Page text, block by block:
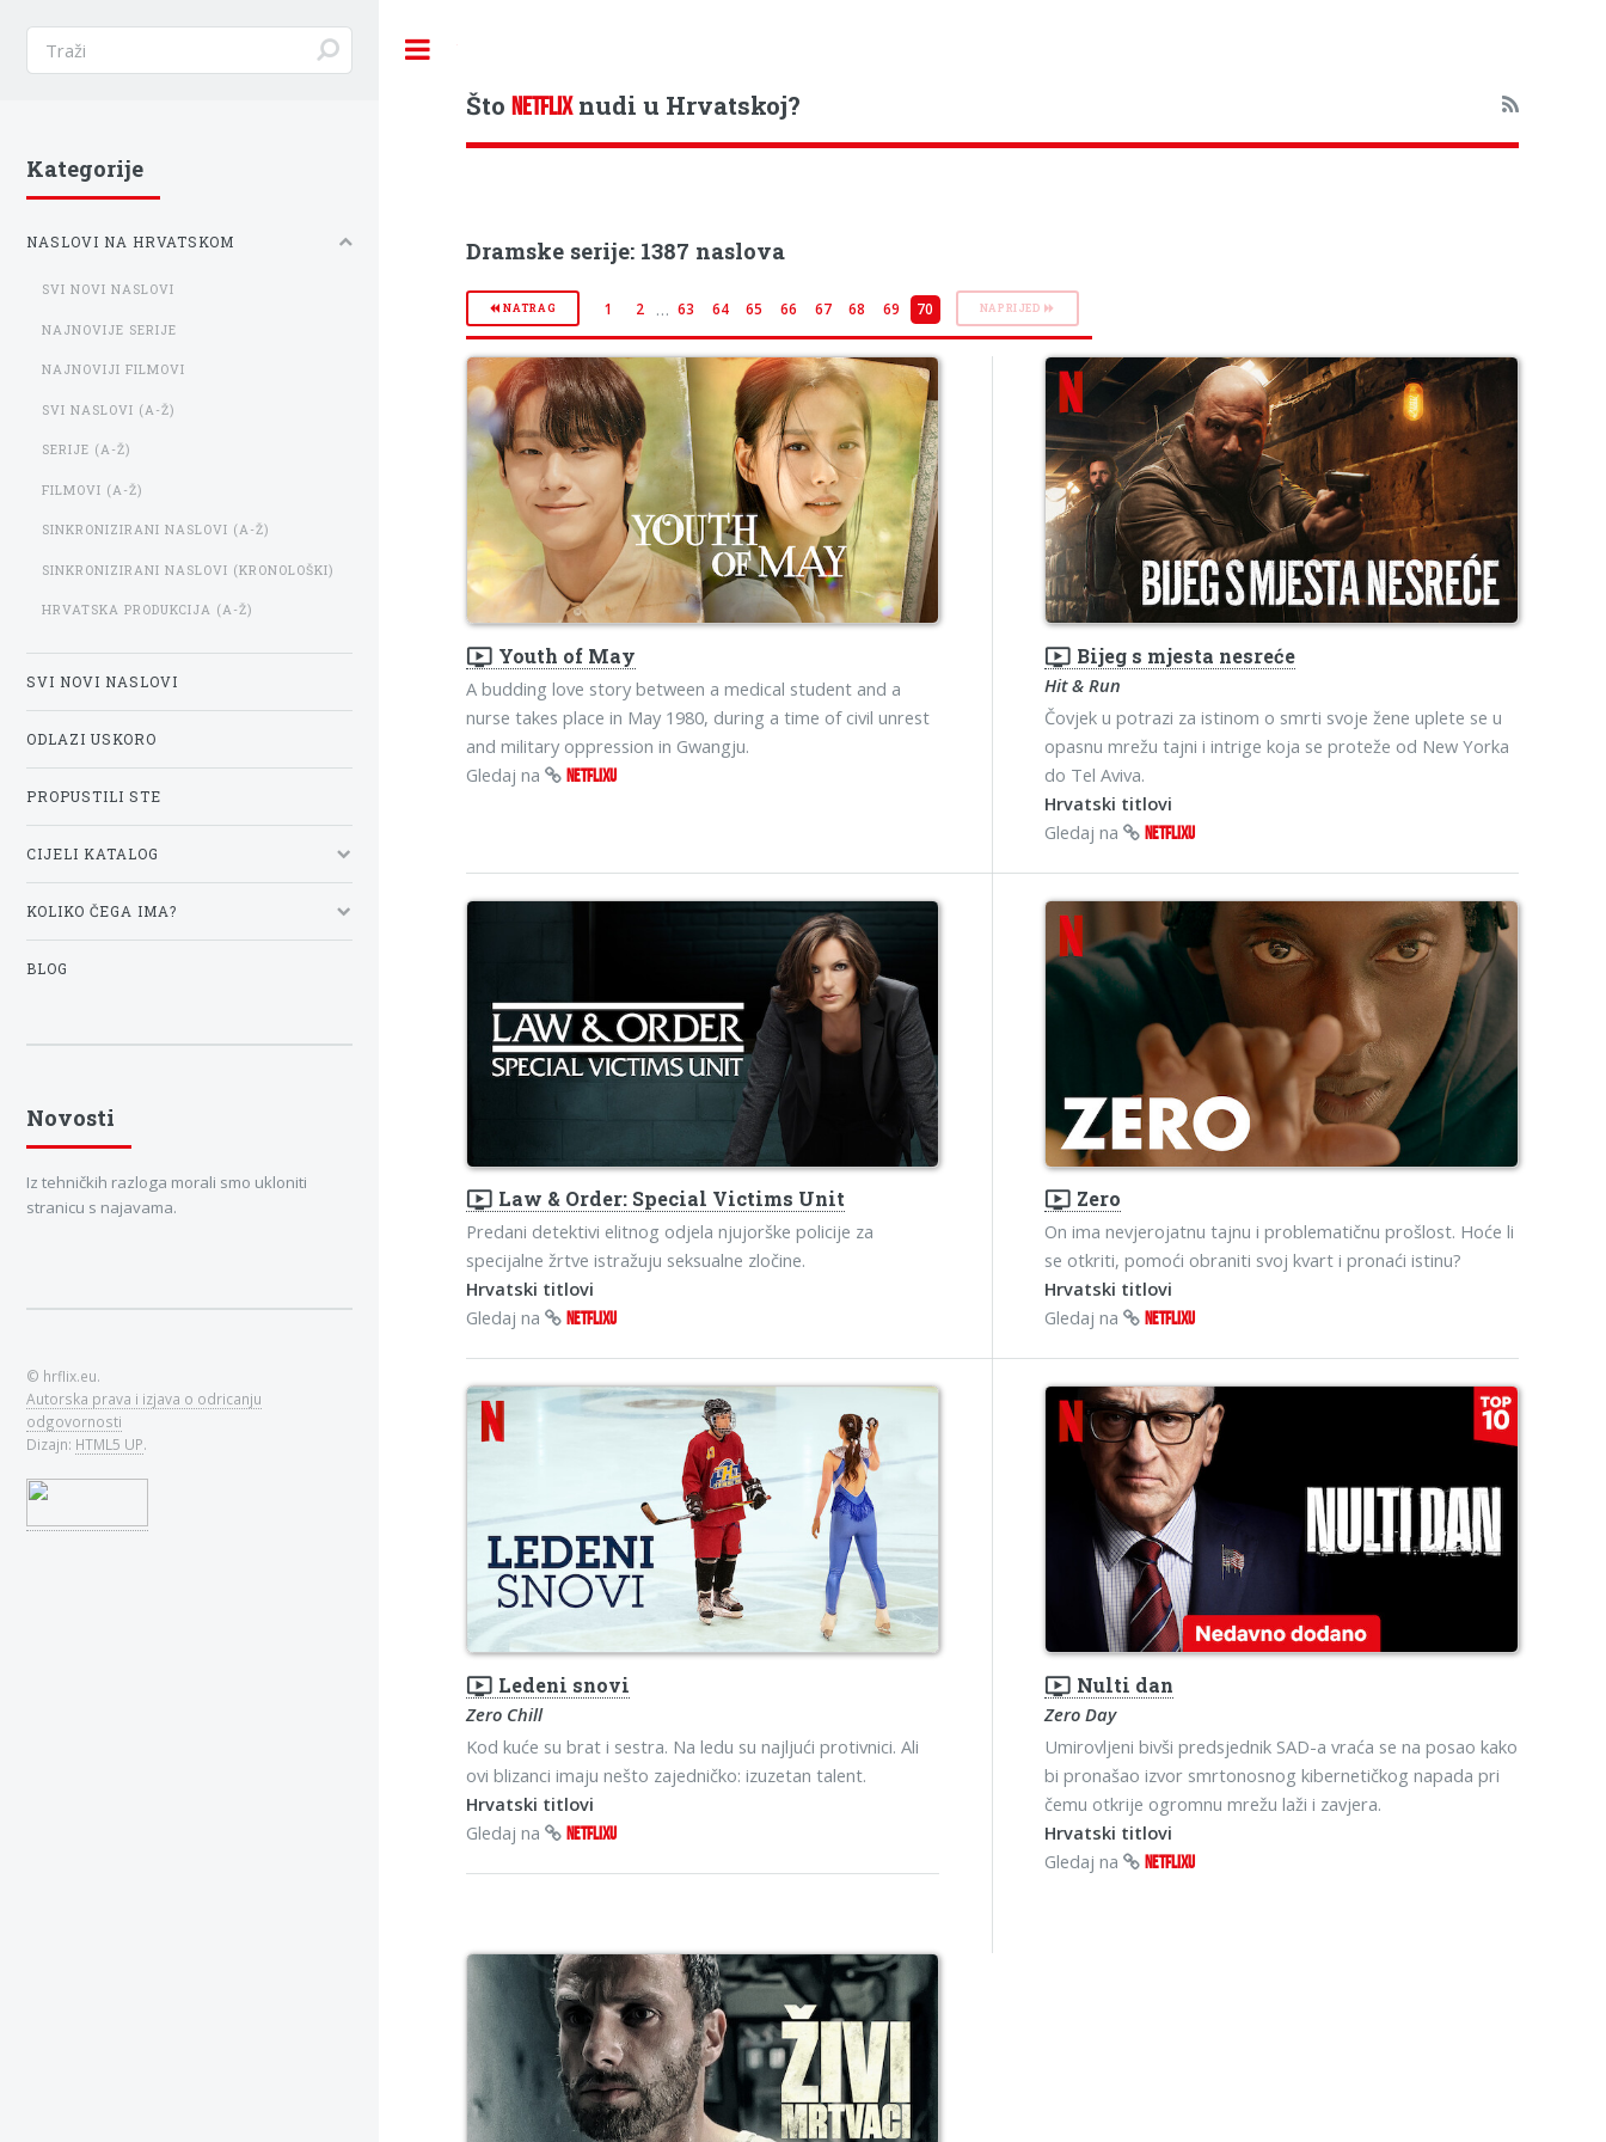
ŠtoNETFLIXnudi u Hrvatskoj?
Dramske serije: 1387 naslova
NATRAG 1 2 … 63 64 65 66 67 68 69 70 NAPRIJED
ondemand_video Youth of May
A budding love story between a medical student and a
nurse takes place in May 1980, during a time of civil unrest
and military oppression in Gwangju.
Gledaj na
NETFLIXU
ondemand_video Bijeg s mjesta nesreće
Hit & Run
Čovjek u potrazi za istinom o smrti svoje žene uplete se u
opasnu mrežu tajni i intrige koja se proteže od New Yorka
do Tel Aviva.
Hrvatski titlovi
Gledaj na
NETFLIXU
ondemand_video Law & Order: Special Victims Unit
Predani detektivi elitnog odjela njujorške policije za
specijalne žrtve istražuju seksualne zločine.
Hrvatski titlovi
Gledaj na
NETFLIXU
ondemand_video Zero
On ima nevjerojatnu tajnu i problematičnu prošlost. Hoće li
se otkriti, pomoći obraniti svoj kvart i pronaći istinu?
Hrvatski titlovi
Gledaj na
NETFLIXU
ondemand_video Ledeni snovi
Zero Chill
Kod kuće su brat i sestra. Na ledu su najljući protivnici. Ali
ovi blizanci imaju nešto zajedničko: izuzetan talent.
Hrvatski titlovi
Gledaj na
NETFLIXU
ondemand_video Nulti dan
Zero Day
Umirovljeni bivši predsjednik SAD-a vraća se na posao kako
bi pronašao izvor smrtonosnog kibernetičkog napada pri
čemu otkrije ogromnu mrežu laži i zavjera.
Hrvatski titlovi
Gledaj na
NETFLIXU
Kategorije
NASLOVI NA HRVATSKOM
SVI NOVI NASLOVI
NAJNOVIJE SERIJE
NAJNOVIJI FILMOVI
SVI NASLOVI (A-Ž)
SERIJE (A-Ž)
FILMOVI (A-Ž)
SINKRONIZIRANI NASLOVI (A-Ž)
SINKRONIZIRANI NASLOVI (KRONOLOŠKI)
HRVATSKA PRODUKCIJA (A-Ž)
SVI NOVI NASLOVI
ODLAZI USKORO
PROPUSTILI STE
CIJELI KATALOG
KOLIKO ČEGA IMA?
BLOG
Novosti
Iz tehničkih razloga morali smo ukloniti
stranicu s najavama.
© hrflix.eu.
Autorska prava i izjava o odricanju
odgovornosti
Dizajn: HTML5 UP.
Toggle